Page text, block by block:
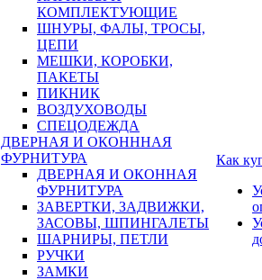
КОМПЛЕКТУЮЩИЕ
ШНУРЫ, ФАЛЫ, ТРОСЫ,
ЦЕПИ
МЕШКИ, КОРОБКИ,
ПАКЕТЫ
ПИКНИК
ВОЗДУХОВОДЫ
СПЕЦОДЕЖДА
ДВЕРНАЯ И ОКОНННАЯ
ФУРНИТУРА
ДВЕРНАЯ И ОКОННАЯ
ФУРНИТУРА
ЗАВЕРТКИ, ЗАДВИЖКИ,
ЗАСОВЫ, ШПИНГАЛЕТЫ
ШАРНИРЫ, ПЕТЛИ
РУЧКИ
ЗАМКИ
Как